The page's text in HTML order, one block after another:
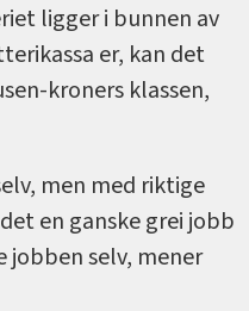
ligger i bunnen av
er, kan det
kroners klassen,
men med riktige
en ganske grei jobb
jobben selv, mener